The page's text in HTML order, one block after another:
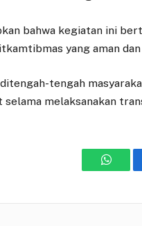
bahwa kegiatan ini
yang aman
tengah
melaksanakan